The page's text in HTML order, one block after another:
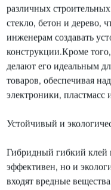
различных
стекло, бетон и дерево,
инженерам создавать
конструкции.Кроме
делают его идеальным
товаров, обеспечивая
электроники, пластмасс
Устойчивый и
Гибридный гибкий клей
эффективен, но и
входят вредные